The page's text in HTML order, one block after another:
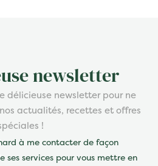
newsletter
délicieuse newsletter pour ne
actualités, recettes et offres
!
à me contacter de façon
ses services pour vous mettre en